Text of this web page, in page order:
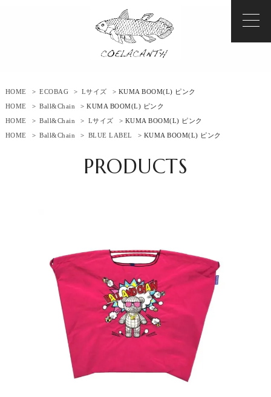
HOME > ECOBAG > Lサイズ
> KUMA BOOM(L) ピンク
HOME
> Ball&Chain
> KUMA BOOM(L) ピンク
HOME
> Ball&Chain > Lサイズ
> KUMA BOOM(L) ピンク
HOME
> Ball&Chain > BLUE LABEL > KUMA BOOM(L) ピンク
PRODUCTS